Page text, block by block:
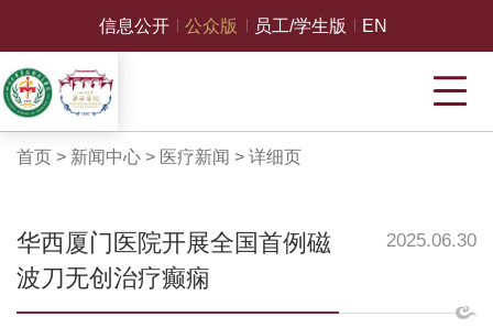
信息公开 公众版 员工/学生版 EN
首页 > 新闻中心> 医疗新闻 > 详细页
华西厦门医院开展全国首例磁
波刀无创治疗癫痫
2025.06.30